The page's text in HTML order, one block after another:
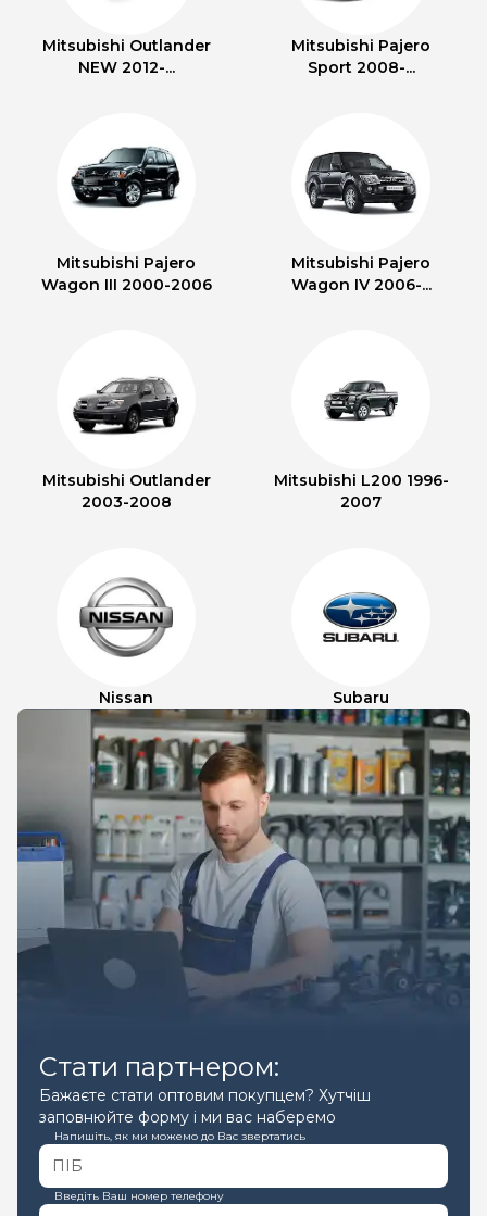
Mitsubishi Outlander
NEW 2012-...
Mitsubishi Pajero
Sport 2008-...
Mitsubishi Pajero
Wagon III 2000-2006
Mitsubishi Pajero
Wagon IV 2006-...
Mitsubishi Outlander
2003-2008
Mitsubishi L200 1996-
2007
Nissan Subaru
Стати партнером:
Бажаєте стати оптовим покупцем? Хутчіш
заповнюйте форму і ми вас наберемо
Напишіть, як ми можемо до Вас звертатись
Введіть Ваш номер телефону